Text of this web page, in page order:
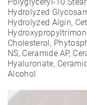
Hydrolyzed
Hydrolyzed Algin,
Cholesterol,
NS, Ceramide AP,
Hyaluronate,
Alcohol